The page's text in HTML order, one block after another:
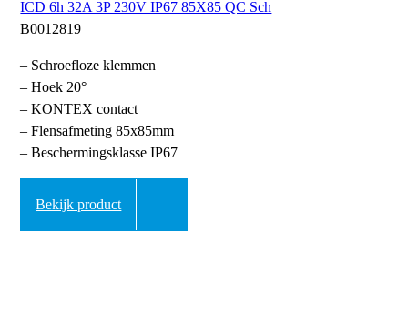
ICD 6h 32A 3P 230V IP67 85X85 QC Sch
B0012819
– Schroefloze klemmen
– Hoek 20°
– KONTEX contact
– Flensafmeting 85x85mm
– Beschermingsklasse IP67
Bekijk product